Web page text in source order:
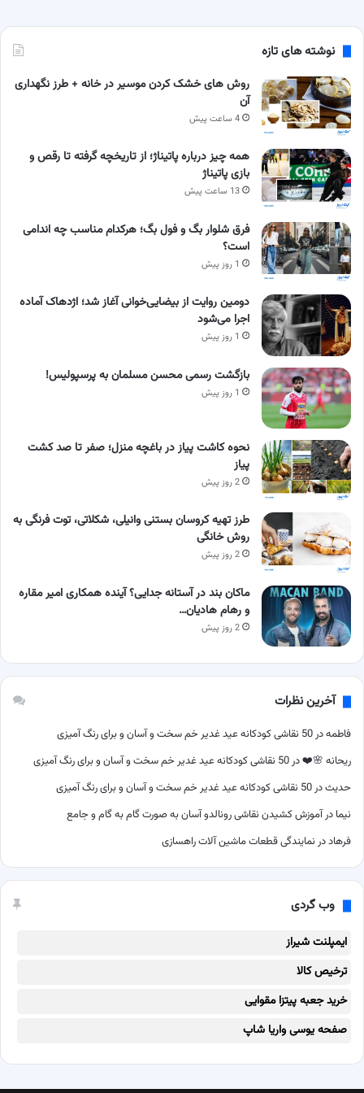
نوشته های تازه
روش های خشک کردن موسیر در خانه + طرز نگهداری
آن
4 ساعت پیش
همه چیز درباره پاتیناژ؛ از تاریخچه گرفته تا رقص و
بازی پاتیناژ
13 ساعت پیش
فرق شلوار بگ و فول بگ؛ هرکدام مناسب چه اندامی
است؟
1 روز پیش
دومین روایت از بیضایی‌خوانی آغاز شد؛ اژدهاک آماده
اجرا می‌شود
1 روز پیش
بازگشت رسمی محسن مسلمان به پرسپولیس!
1 روز پیش
نحوه کاشت پیاز در باغچه منزل؛ صفر تا صد کشت
پیاز
2 روز پیش
طرز تهیه کروسان بستنی وانیلی، شکلاتی، توت فرنگی به
روش خانگی
2 روز پیش
ماکان بند در آستانه جدایی؟ آینده همکاری امیر مقاره
و رهام هادیان…
2 روز پیش
آخرین نظرات
فاطمهدر50 نقاشی کودکانه عید غدیر خم سخت و آسان و برای رنگ آمیزی
ریحانه 🌸❤️در50 نقاشی کودکانه عید غدیر خم سخت و آسان و برای رنگ آمیزی
حدیثدر50 نقاشی کودکانه عید غدیر خم سخت و آسان و برای رنگ آمیزی
نیما درآموزش کشیدن نقاشی رونالدو آسان به صورت گام به گام و جامع
فرهاددر نمایندگی قطعات ماشین آلات راهسازی
وب گردی
ایمپلنت شیراز
ترخیص کالا
خرید جعبه پیتزا مقوایی
صفحه یوسی واریا شاپ